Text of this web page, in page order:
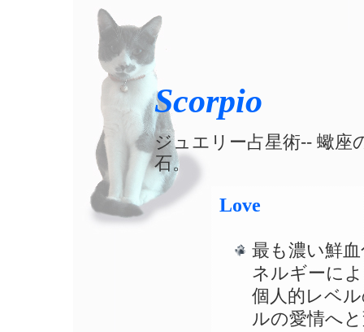
Scorpio
ジュエリー占星術-- 蠍座
石。
Love
最も濃い鮮
ネルギーに
個人的レベ
ルの愛情へ